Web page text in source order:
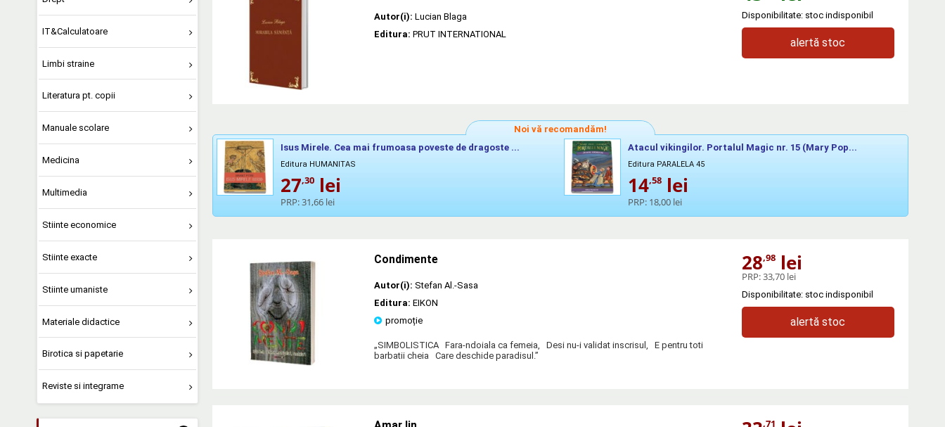
IT&Calculatoare
Limbi straine
Literatura pt. copii
Manuale scolare
Medicina
Multimedia
Stiinte economice
Stiinte exacte
Stiinte umaniste
Materiale didactice
Birotica si papetarie
Reviste si integrame
Autor(i): Lucian Blaga
Editura: PRUT INTERNATIONAL
Disponibilitate: stoc indisponibil
alertă stoc
Noi vă recomandăm!
Isus Mirele. Cea mai frumoasa poveste de dragoste ...
Editura HUMANITAS
27,30 lei
PRP:31,66 lei
Atacul vikingilor. Portalul Magic nr. 15 (Mary Pop...
Editura PARALELA 45
14,58 lei
PRP: 18,00 lei
Condimente
Autor(i): Stefan Al.-Sasa
Editura: EIKON
promoție
„SIMBOLISTICA Fara-ndoiala ca femeia, Desi nu-i validat inscrisul, E pentru toti
barbatii cheia Care deschide paradisul.”
28,98lei
PRP:33,70 lei
Disponibilitate: stoc indisponibil
alertă stoc
,71